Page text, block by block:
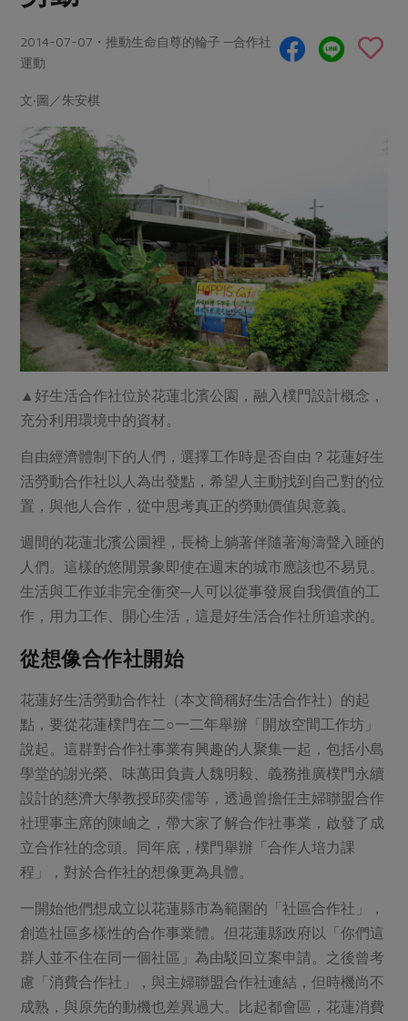
調理食材・點心
調味醬料/南北貨
休閒零嘴
保健食品
居家好物
美妝保養 個人清潔
家庭清潔 織品
日用品 圖書禮品
防災用品
最新產品
優惠專區
素食專區
樂齡友善
醬料
涼拌沙拉
飲品
主題食譜
異國料理
年菜食譜
養身食補
節慶大餐
合作25-精選產品第三彈
更多當季產品
議題活動
主婦聯盟X樂齡網特約優惠案
30%rPET紅烏龍茶
2024農業發展計畫年度報告
更多議題活動
把最好的台灣味帶回家！
關注議題
減硝酸鹽 惜食
非基改運動
廢核運動
減添加物
公益金
更多議題
生活者e週報
綠主張月刊
典藏閱覽室
檢驗報告
硝酸鹽檢驗
社員權益
合作社法規
社務專區
選舉專區
最新消息
媒體報導
下載專區
地區活動
社務會議 地區活動
活動報下載
2014-07-07・推動生命自尊的輪子 ─合作社
運動
文‧圖／朱安棋
▲好生活合作社位於花蓮北濱公園，融入樸門設計概念，
充分利用環境中的資材。
自由經濟體制下的人們，選擇工作時是否自由？花蓮好生
活勞動合作社以人為出發點，希望人主動找到自己對的位
置，與他人合作，從中思考真正的勞動價值與意義。
週間的花蓮北濱公園裡，長椅上躺著伴隨著海濤聲入睡的
人們。這樣的悠閒景象即使在週末的城市應該也不易見。
生活與工作並非完全衝突─人可以從事發展自我價值的工
作，用力工作、開心生活，這是好生活合作社所追求的。
從想像合作社開始
花蓮好生活勞動合作社（本文簡稱好生活合作社）的起
點，要從花蓮樸門在二○一二年舉辦「開放空間工作坊」
說起。這群對合作社事業有興趣的人聚集一起，包括小島
學堂的謝光榮、味萬田負責人魏明毅、義務推廣樸門永續
設計的慈濟大學教授邱奕儒等，透過曾擔任主婦聯盟合作
社理事主席的陳岫之，帶大家了解合作社事業，啟發了成
立合作社的念頭。同年底，樸門舉辦「合作人培力課
程」，對於合作社的想像更為具體。
一開始他們想成立以花蓮縣市為範圍的「社區合作社」，
創造社區多樣性的合作事業體。但花蓮縣政府以「你們這
群人並不住在同一個社區」為由駁回立案申請。之後曾考
慮「消費合作社」，與主婦聯盟合作社連結，但時機尚不
成熟，與原先的動機也差異過大。比起都會區，花蓮消費